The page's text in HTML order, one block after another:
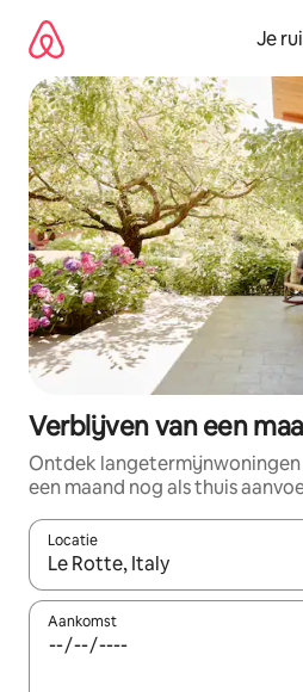
direct
naar
inhoud
Je
Verblijven van een
Ontdek langetermijnwoningen
een maand nog als thuis
Locatie
Wanneer er suggesties
Aankomst